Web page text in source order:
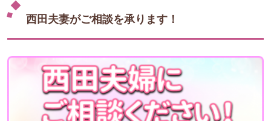
西田夫妻がご相談を承ります！